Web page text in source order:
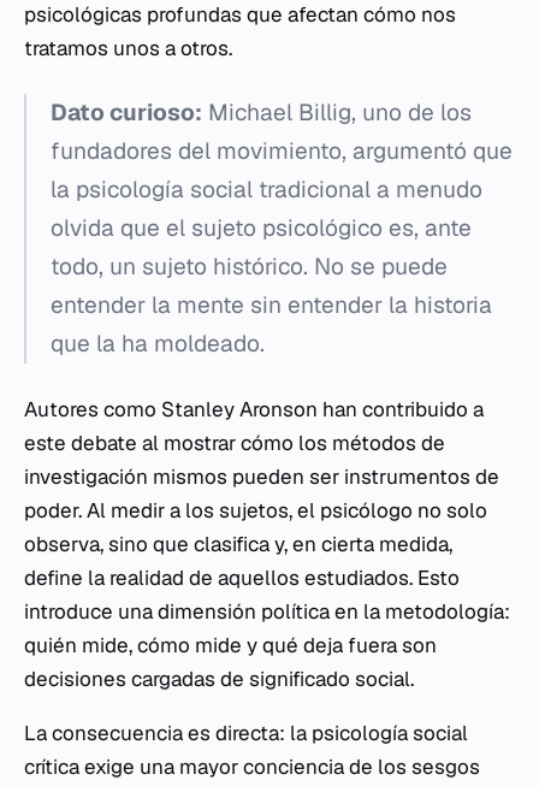
psicológicas profundas que afectan cómo nos
tratamos unos a otros.
Dato curioso: Michael Billig, uno de los
fundadores del movimiento, argumentó que
la psicología social tradicional a menudo
olvida que el sujeto psicológico es, ante
todo, un sujeto histórico. No se puede
entender la mente sin entender la historia
que la ha moldeado.
Autores como Stanley Aronson han contribuido a
este debate al mostrar cómo los métodos de
investigación mismos pueden ser instrumentos de
poder. Al medir a los sujetos, el psicólogo no solo
observa, sino que clasifica y, en cierta medida,
define la realidad de aquellos estudiados. Esto
introduce una dimensión política en la metodología:
quién mide, cómo mide y qué deja fuera son
decisiones cargadas de significado social.
La consecuencia es directa: la psicología social
crítica exige una mayor conciencia de los sesgos